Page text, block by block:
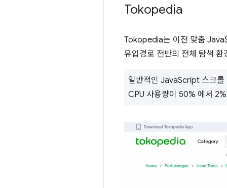
Tokopedia
Tokopedia는 이전 맞춤
유입경로 전반의 전체 탐색 환
일반적인 JavaScript 스크롤
CPU 사용량이 50% 에서